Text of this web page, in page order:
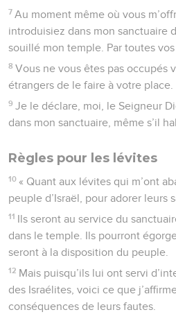
7 Au moment même où vous
introduisiez dans mon sanctuaire
souillé mon temple. Par toutes
8 Vous ne vous êtes pas occupés
étrangers de le faire à votre place.
9 Je le déclare, moi, le Seigneur
dans mon sanctuaire, même s’il
Règles pour les lévites
10 « Quant aux lévites qui m’ont
peuple d’Israël, pour adorer leurs
11 Ils seront au service du
dans le temple. Ils pourront
seront à la disposition du peuple.
12 Mais puisqu’ils lui ont servi
des Israélites, voici ce que
conséquences de leurs fautes.